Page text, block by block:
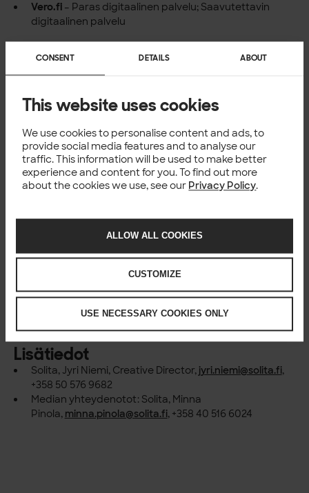
CONSENT DETAILS ABOUT
This website uses cookies
We use cookies to personalise content and ads, to
provide social media features and to analyse our
traffic. This information will be used to make better
experience and content for you. To find out more
about the cookies we use, see our Privacy Policy.
ALLOW ALL COOKIES
CUSTOMIZE
USE NECESSARY COOKIES ONLY
Vero.fi – Paras digitaalinen palvelu; Saavutettavin
digitaalinen palvelu
Grand One – digitaalisen
viestinnän johtava
kilpailu
Grand One on Suomen suurin ja arvostetuin digitaalisen
median, markkinoinnin ja palvelumuotoilun kilpailu. Se
esittelee suomalaisen digitaalisen osaamisen huippua 20
kategoriassa. Kilpailun voittajat valitsee alan
asiantuntijoista koostuva tuomaristo, ja kilpailu huipentuu
Tänä vuonna kilpailuun osallistui 432 työtä 20 eri
kategoriassa kattaen digitaalisen markkinoinnin,
Kilpailuun jätettiin yhteensä 214 uniikkia projektia.
Lue lisää
S-ryhmän ostokortti
Lisätiedot
Solita, Jyri Niemi, Creative Director, jyri.niemi@solita.fi,
+358 50 576 9682
Median yhteydenotot: Solita, Minna
Pinola, minna.pinola@solita.fi, +358 40 516 6024